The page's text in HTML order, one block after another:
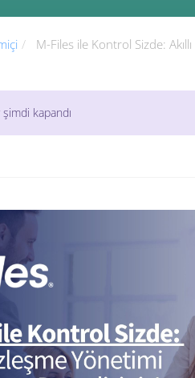
M-Files ile Kontrol Sizde:
kapandı